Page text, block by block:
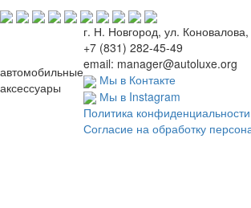
автомобильные
аксессуары
г. Н. Новгород, ул.
+7 (831) 282-45-49
email: manager@autoluxe.org
Мы в Контакте
Мы в Instagram
Политика конфиденциальности
Согласие на обработку